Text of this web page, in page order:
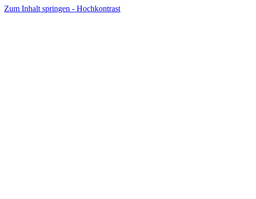
Zum Inhalt springen - Hochkontrast